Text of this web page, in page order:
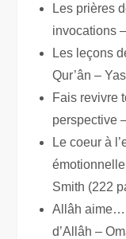
Les prières
invocations
Les leçons
Qur’ân –
Fais revivre
perspective
Le coeur à
Smith (222
Allâh aime…
d’Allâh –